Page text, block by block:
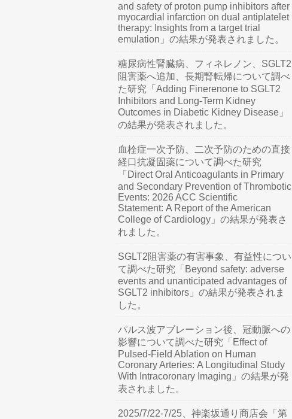
and safety of proton pump inhibitors after
myocardial infarction on dual antiplatelet
therapy: Insights from a target trial
emulation」の結果が発表されました。
糖尿病性腎臓病、フィネレノン、SGLT2
阻害薬へ追加、長期腎転帰について調べ
た研究「Adding Finerenone to SGLT2
Inhibitors and Long-Term Kidney
Outcomes in Diabetic Kidney Disease」
の結果が発表されました。
血栓症一次予防、二次予防のための直接
経口抗凝固薬について調べた研究
「Direct Oral Anticoagulants in Primary
and Secondary Prevention of Thrombotic
Events: 2026 ACC Scientific
Statement: A Report of the American
College of Cardiology」の結果が発表さ
れました。
SGLT2阻害薬の有害事象、有益性につい
て調べた研究「Beyond safety: adverse
events and unanticipated advantages of
SGLT2 inhibitors」の結果が発表されま
した。
パルス波アブレーション後、冠動脈への
影響について調べた研究「Effect of
Pulsed-Field Ablation on Human
Coronary Arteries: A Longitudinal Study
With Intracoronary Imaging」の結果が発
表されました。
2025/7/22-7/25、神楽坂通り商店会「第